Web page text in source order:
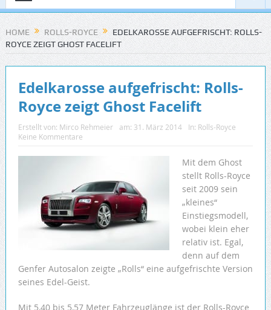
HOME ROLLS-ROYCE
EDELKAROSSE AUFGEFRISCHT: ROLLS-
ROYCE ZEIGT GHOST FACELIFT
Edelkarosse aufgefrischt: Rolls-
Royce zeigt Ghost Facelift
Erstellt von: Mirco Rehmeier am: 31. März 2014 In: Rolls-Royce
Keine Kommentare
Mit dem Ghost
stellt Rolls-Royce
seit 2009 sein
„kleines“
Einstiegsmodell,
wobei klein eher
relativ ist. Egal,
denn auf dem
Genfer Autosalon zeigte „Rolls“ eine aufgefrischte Version
seines Edel-Geist.
Mit 5,40 bis 5,57 Meter Fahrzeuglänge ist der Rolls-Royce